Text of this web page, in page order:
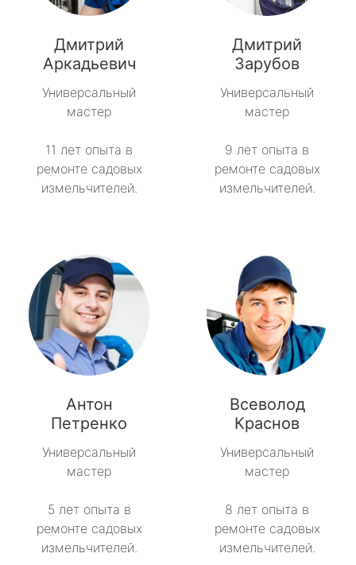
метро Павелецкая
метро Пятницкое шоссе
метро Сокольники
метро Профсоюзная
метро Речной вокзал
метро Семеновская
метро Спортивная
метро Спартак
метро Рижская
метро Севастопольская
метро Строгино
Дмитрий
Аркадьевич
Универсальный
мастер
11 лет опыта в
ремонте садовых
измельчителей.
Дмитрий
Зарубов
Универсальный
мастер
9 лет опыта в
ремонте садовых
измельчителей.
Антон
Петренко
Универсальный
мастер
5 лет опыта в
ремонте садовых
измельчителей.
Всеволод
Краснов
Универсальный
мастер
8 лет опыта в
ремонте садовых
измельчителей.